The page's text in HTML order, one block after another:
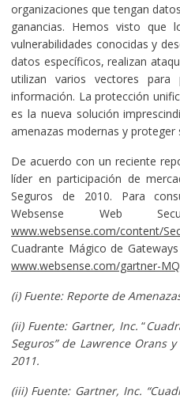
organizaciones que tengan
ganancias. Hemos visto que
vulnerabilidades conocidas y
datos específicos, realizan
utilizan varios vectores
información. La protección
es la nueva solución
amenazas modernas y proteger
De acuerdo con un reciente
líder en participación de
Seguros de 2010. Para
Websense Web
www.websense.com/content/
Cuadrante Mágico de
www.websense.com/gartner-
(i) Fuente: Reporte de
(ii) Fuente: Gartner, Inc. “
Seguros” de Lawrence Orans
2011.
(iii) Fuente: Gartner, Inc.